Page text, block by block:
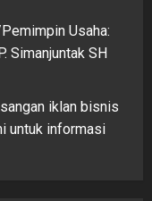
Usaha:
Simanjuntak SH
iklan bisnis
untuk informasi